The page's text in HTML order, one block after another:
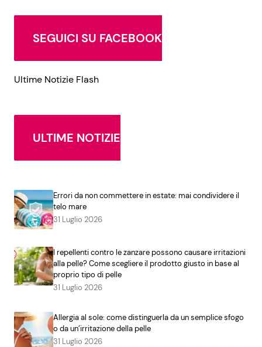
SEGUICI SU FACEBOOK
Ultime Notizie Flash
ULTIME NOTIZIE
Errori da non commettere in estate: mai condividere il
telo mare
31 Luglio 2026
I repellenti contro le zanzare possono causare irritazioni
alla pelle? Come scegliere il prodotto giusto in base al
proprio tipo di pelle
31 Luglio 2026
Allergia al sole: come distinguerla da un semplice sfogo
o da un’irritazione della pelle
31 Luglio 2026